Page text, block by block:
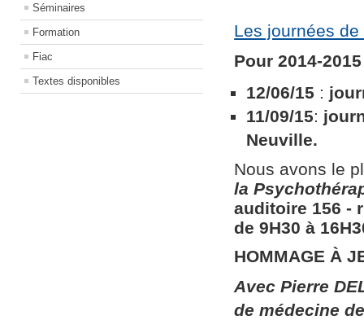
Séminaires
Formation
Fiac
Textes disponibles
Les journées
Pour 2014-
12/06/15 :
11/09/15:
Neuville.
Nous avons le
la
auditoire 156​ ​-
de 9H30 à
HOMMAGE À
Avec Pierre
de médecine